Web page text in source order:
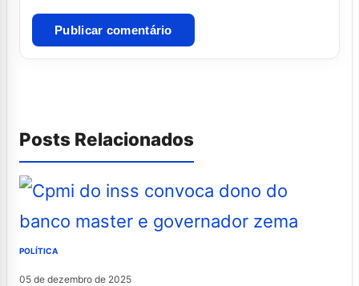
Posts Relacionados
POLÍTICA
05 de dezembro de 2025